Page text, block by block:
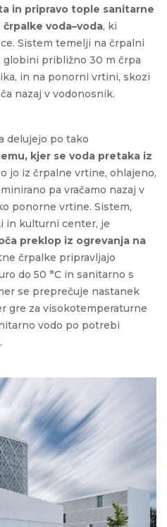
in pripravo tople sanitarne
voda–voda, ki
Sistem temelji na črpalni
približno 30 m črpa
in na ponorni vrtini, skozi
nazaj v vodonosnik.
delujejo po tako
kjer se voda pretaka iz
jo iz črpalne vrtine, ohlajeno,
pa vračamo nazaj v
ponorne vrtine. Sistem,
in kulturni center, je
preklop iz ogrevanja na
črpalke pripravljajo
do 50 °C in sanitarno s
se preprečuje nastanek
gre za visokotemperaturne
vodo po potrebi